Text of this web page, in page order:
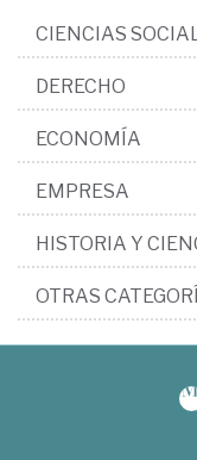
CIENCIAS
DERECHO
ECONOMÍA
EMPRESA
HISTORIA Y
OTRAS